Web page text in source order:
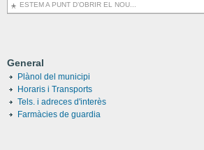
ESTEM A PUNT D’OBRIR EL NOU...
General
Plànol del municipi
Horaris i Transports
Tels. i adreces d'interès
Farmàcies de guardia